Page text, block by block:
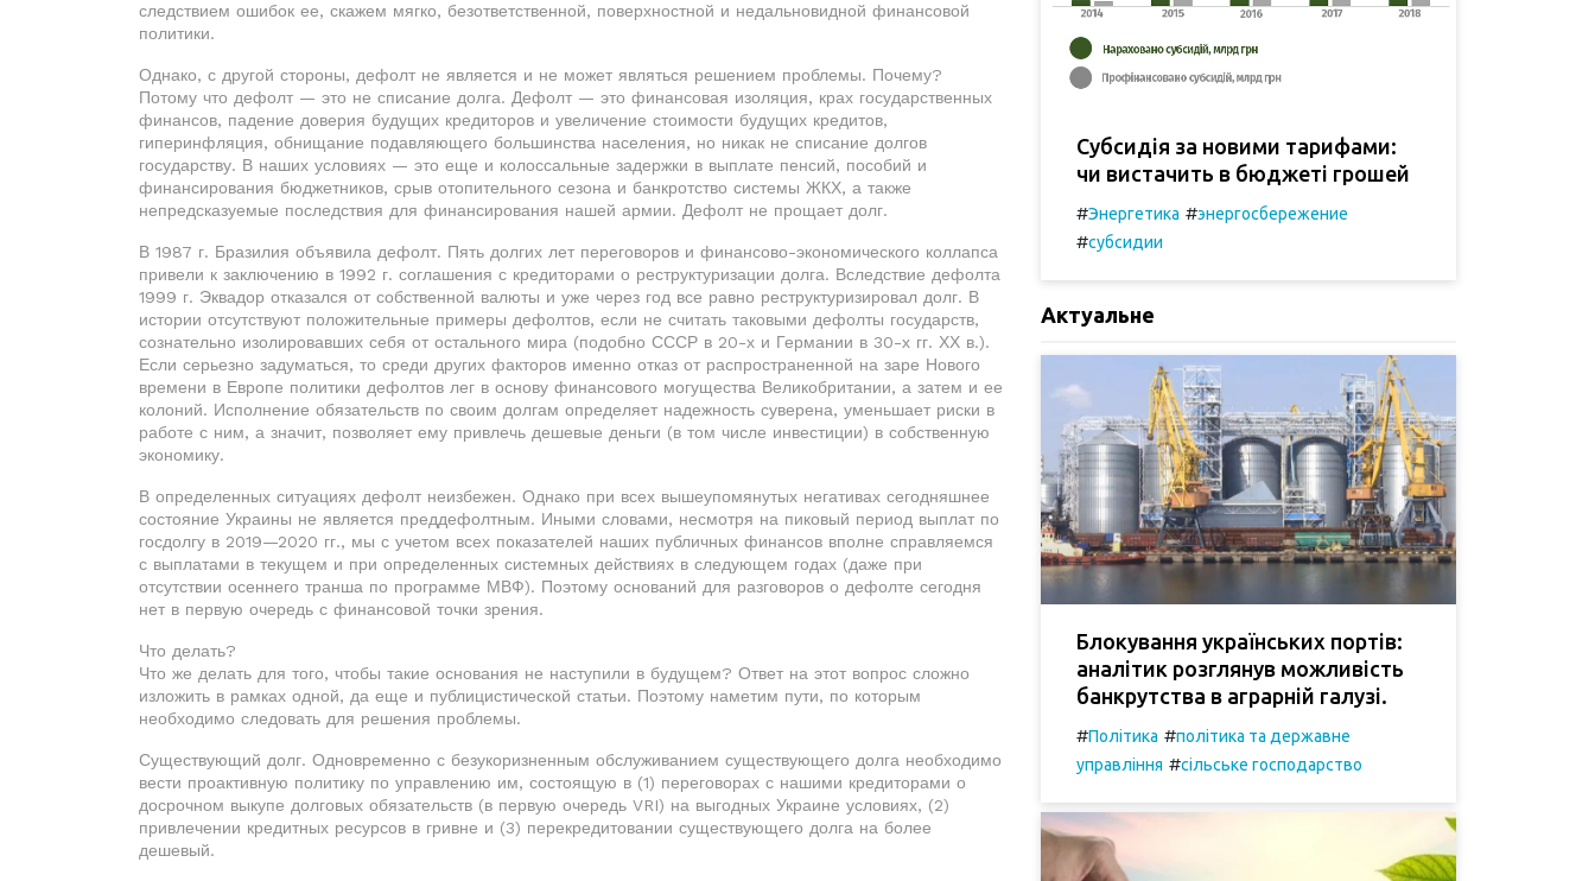
следствием ошибок ее, скажем мягко, безответственной, поверхностной и недальновидной финансовой
политики.
Однако, с другой стороны, дефолт не является и не может являться решением проблемы. Почему?
Потому что дефолт — это не списание долга. Дефолт — это финансовая изоляция, крах государственных
финансов, падение доверия будущих кредиторов и увеличение стоимости будущих кредитов,
гиперинфляция, обнищание подавляющего большинства населения, но никак не списание долгов
государству. В наших условиях — это еще и колоссальные задержки в выплате пенсий, пособий и
финансирования бюджетников, срыв отопительного сезона и банкротство системы ЖКХ, а также
непредсказуемые последствия для финансирования нашей армии. Дефолт не прощает долг.
В 1987 г. Бразилия объявила дефолт. Пять долгих лет переговоров и финансово-экономического коллапса
привели к заключению в 1992 г. соглашения с кредиторами о реструктуризации долга. Вследствие дефолта
1999 г. Эквадор отказался от собственной валюты и уже через год все равно реструктуризировал долг. В
истории отсутствуют положительные примеры дефолтов, если не считать таковыми дефолты государств,
сознательно изолировавших себя от остального мира (подобно СССР в 20-х и Германии в 30-х гг. ХХ в.).
Если серьезно задуматься, то среди других факторов именно отказ от распространенной на заре Нового
времени в Европе политики дефолтов лег в основу финансового могущества Великобритании, а затем и ее
колоний. Исполнение обязательств по своим долгам определяет надежность суверена, уменьшает риски в
работе с ним, а значит, позволяет ему привлечь дешевые деньги (в том числе инвестиции) в собственную
экономику.
В определенных ситуациях дефолт неизбежен. Однако при всех вышеупомянутых негативах сегодняшнее
состояние Украины не является преддефолтным. Иными словами, несмотря на пиковый период выплат по
госдолгу в 2019—2020 гг., мы с учетом всех показателей наших публичных финансов вполне справляемся
с выплатами в текущем и при определенных системных действиях в следующем годах (даже при
отсутствии осеннего транша по программе МВФ). Поэтому оснований для разговоров о дефолте сегодня
нет в первую очередь с финансовой точки зрения.
Что делать?
Что же делать для того, чтобы такие основания не наступили в будущем? Ответ на этот вопрос сложно
изложить в рамках одной, да еще и публицистической статьи. Поэтому наметим пути, по которым
необходимо следовать для решения проблемы.
Существующий долг. Одновременно с безукоризненным обслуживанием существующего долга необходимо
вести проактивную политику по управлению им, состоящую в (1) переговорах с нашими кредиторами о
досрочном выкупе долговых обязательств (в первую очередь VRI) на выгодных Украине условиях, (2)
привлечении кредитных ресурсов в гривне и (3) перекредитовании существующего долга на более
дешевый.
Субсидія за новими тарифами:
чи вистачить в бюджеті грошей
#Энергетика #энергосбережение
#субсидии
Актуальне
Блокування українських портів:
аналітик розглянув можливість
банкрутства в аграрній галузі.
#Політика #політика та державне
управління #сільське господарство